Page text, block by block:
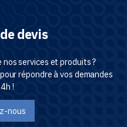
devis
services et produits ?
répondre à vos demandes
!
nous